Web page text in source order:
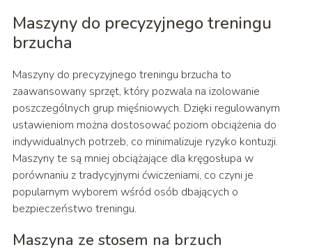
Maszyny do precyzyjnego treningu
brzucha
Maszyny do precyzyjnego treningu brzucha to
zaawansowany sprzęt, który pozwala na izolowanie
poszczególnych grup mięśniowych. Dzięki regulowanym
ustawieniom można dostosować poziom obciążenia do
indywidualnych potrzeb, co minimalizuje ryzyko kontuzji.
Maszyny te są mniej obciążające dla kręgosłupa w
porównaniu z tradycyjnymi ćwiczeniami, co czyni je
popularnym wyborem wśród osób dbających o
bezpieczeństwo treningu.
Maszyna ze stosem na brzuch